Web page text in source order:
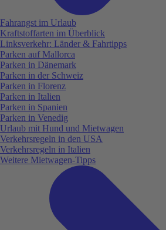
Fahrangst im Urlaub
Kraftstoffarten im Überblick
Linksverkehr: Länder & Fahrtipps
Parken auf Mallorca
Parken in Dänemark
Parken in der Schweiz
Parken in Florenz
Parken in Italien
Parken in Spanien
Parken in Venedig
Urlaub mit Hund und Mietwagen
Verkehrsregeln in den USA
Verkehrsregeln in Italien
Weitere Mietwagen-Tipps